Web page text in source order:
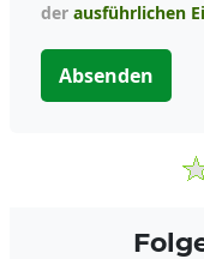
der ausführlichen
Absenden